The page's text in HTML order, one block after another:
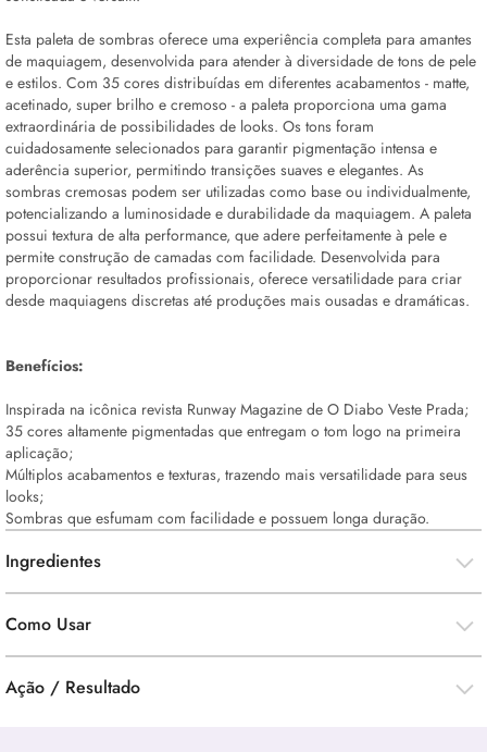
Esta paleta de sombras oferece uma experiência completa para amantes
de maquiagem, desenvolvida para atender à diversidade de tons de pele
e estilos. Com 35 cores distribuídas em diferentes acabamentos - matte,
acetinado, super brilho e cremoso - a paleta proporciona uma gama
extraordinária de possibilidades de looks. Os tons foram
cuidadosamente selecionados para garantir pigmentação intensa e
aderência superior, permitindo transições suaves e elegantes. As
sombras cremosas podem ser utilizadas como base ou individualmente,
potencializando a luminosidade e durabilidade da maquiagem. A paleta
possui textura de alta performance, que adere perfeitamente à pele e
permite construção de camadas com facilidade. Desenvolvida para
proporcionar resultados profissionais, oferece versatilidade para criar
desde maquiagens discretas até produções mais ousadas e dramáticas.
Benefícios:
Inspirada na icônica revista Runway Magazine de O Diabo Veste Prada;
35 cores altamente pigmentadas que entregam o tom logo na primeira
aplicação;
Múltiplos acabamentos e texturas, trazendo mais versatilidade para seus
looks;
Sombras que esfumam com facilidade e possuem longa duração.
Ingredientes
Como Usar
Ação / Resultado